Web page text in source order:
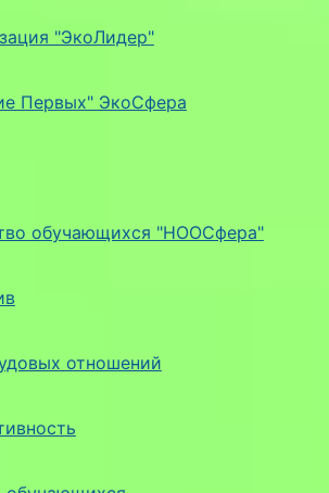
"ЭкоЛидер"
Первых" ЭкоСфера
обучающихся "НООСфера"
отношений